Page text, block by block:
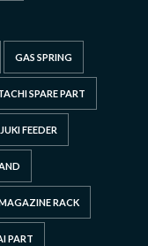
GAS SPRING
SPARE PART
JUKI FEEDER
RACK
PART